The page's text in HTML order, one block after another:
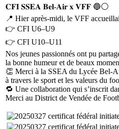
𝐂𝐅𝐈 𝐒𝐒𝐄𝐀 𝐁𝐞𝐥-𝐀𝐢𝐫 𝐱 𝐕𝐅𝐅 🔵⚪️
📍 Hier après-midi, le VFF
👉 CFI U6–U9
👉 CFI U10–U11
Nos jeunes passionnés ont pu
la bonne humeur et de beaux
👏 Merci à la SSEA du Lycée Bel-
à travers le sport et les valeurs du
🔁 Une collaboration qui s’inscrit
Merci au District de Vendée de